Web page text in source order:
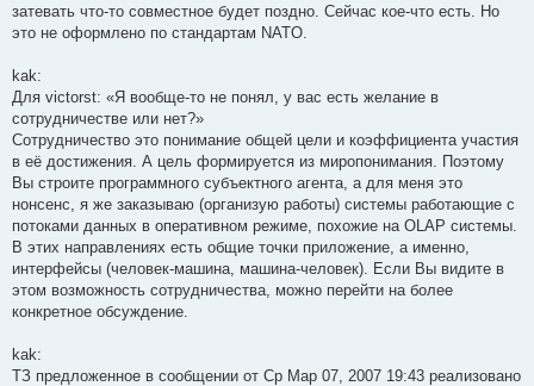
затевать что-то совместное будет поздно. Сейчас кое-что есть. Но
это не оформлено по стандартам NATO.
kak:
Для victorst: «Я вообще-то не понял, у вас есть желание в
сотрудничестве или нет?»
Сотрудничество это понимание общей цели и коэффициента участия
в её достижения. А цель формируется из миропонимания. Поэтому
Вы строите программного субъектного агента, а для меня это
нонсенс, я же заказываю (организую работы) системы работающие с
потоками данных в оперативном режиме, похожие на OLAP системы.
В этих направлениях есть общие точки приложение, а именно,
интерфейсы (человек-машина, машина-человек). Если Вы видите в
этом возможность сотрудничества, можно перейти на более
конкретное обсуждение.
kak:
ТЗ предложенное в сообщении от Ср Мар 07, 2007 19:43 реализовано